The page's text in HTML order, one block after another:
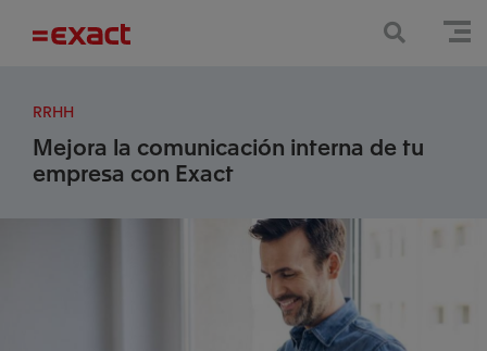
RRHH
Mejora la comunicación interna de tu
empresa con Exact